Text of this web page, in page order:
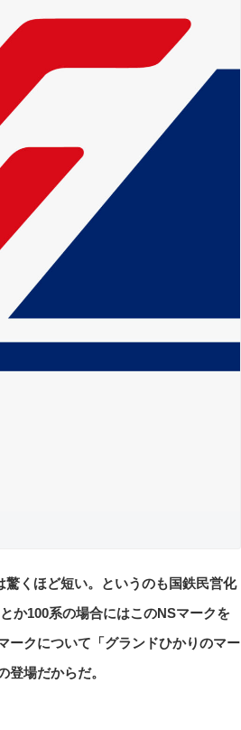
くほど短い。というのも国鉄民営化
か100系の場合にはこのNSマークを
ークについて「グランドひかりのマー
場だからだ。